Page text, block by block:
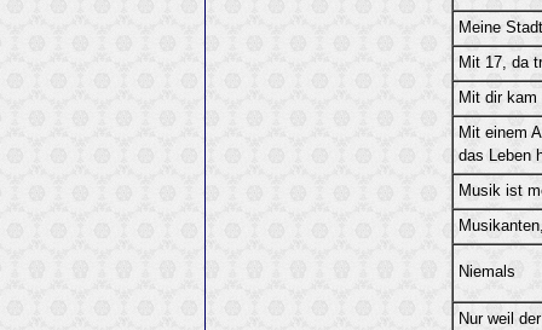
Meine
Mit 17, da
Mit dir kam
Mit einem
das Leben
Musik ist
Niemals
Nur weil